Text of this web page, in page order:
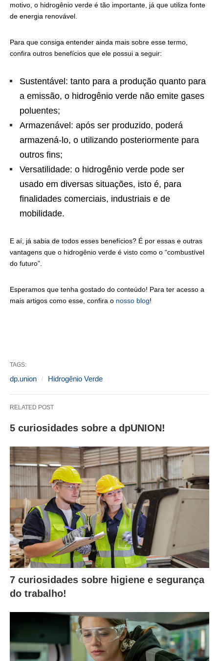
motivo, o hidrogênio verde é tão importante, já que utiliza fonte
de energia renovável.
Para que consiga entender ainda mais sobre esse termo,
confira outros benefícios que ele possui a seguir:
Sustentável: tanto para a produção quanto para
a emissão, o hidrogênio verde não emite gases
poluentes;
Armazenável: após ser produzido, poderá
armazená-lo, o utilizando posteriormente para
outros fins;
Versatilidade: o hidrogênio verde pode ser
usado em diversas situações, isto é, para
finalidades comerciais, industriais e de
mobilidade.
E aí, já sabia de todos esses benefícios? É por essas e outras
vantagens que o hidrogênio verde é visto como o “combustível
do futuro”.
Esperamos que tenha gostado do conteúdo! Para ter acesso a
mais artigos como esse, confira o nosso blog!
TAGS:
dp.union Hidrogênio Verde
RELATED POST
5 curiosidades sobre a dpUNION!
7 curiosidades sobre higiene e segurança
do trabalho!